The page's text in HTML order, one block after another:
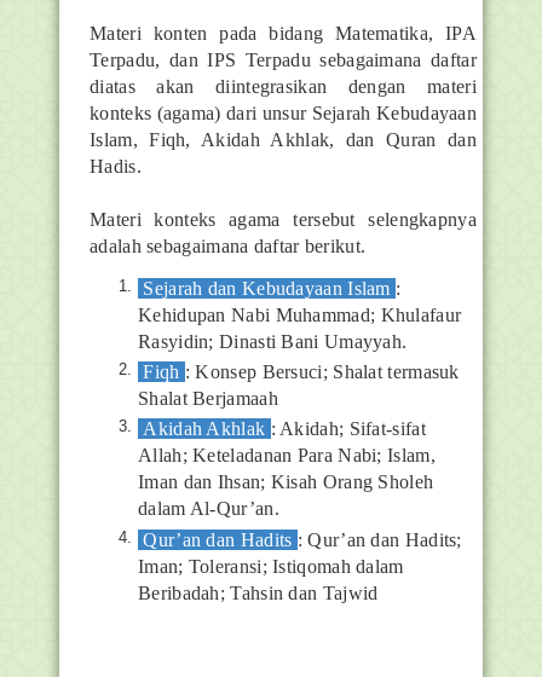
Materi konten pada bidang Matematika, IPA
Terpadu, dan IPS Terpadu sebagaimana daftar
diatas akan diintegrasikan dengan materi
konteks (agama) dari unsur Sejarah Kebudayaan
Islam, Fiqh, Akidah Akhlak, dan Quran dan
Hadis.
Materi konteks agama tersebut selengkapnya
adalah sebagaimana daftar berikut.
Sejarah dan Kebudayaan Islam :
Kehidupan Nabi Muhammad; Khulafaur
Rasyidin; Dinasti Bani Umayyah.
Fiqh : Konsep Bersuci; Shalat termasuk
Shalat Berjamaah
Akidah Akhlak : Akidah; Sifat-sifat
Allah; Keteladanan Para Nabi; Islam,
Iman dan Ihsan; Kisah Orang Sholeh
dalam Al-Qur’an.
Qur’an dan Hadits : Qur’an dan Hadits;
Iman; Toleransi; Istiqomah dalam
Beribadah; Tahsin dan Tajwid